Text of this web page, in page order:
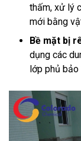
thấm, xử lý
mới bằng
Bề mặt bị
dụng các
lớp phủ